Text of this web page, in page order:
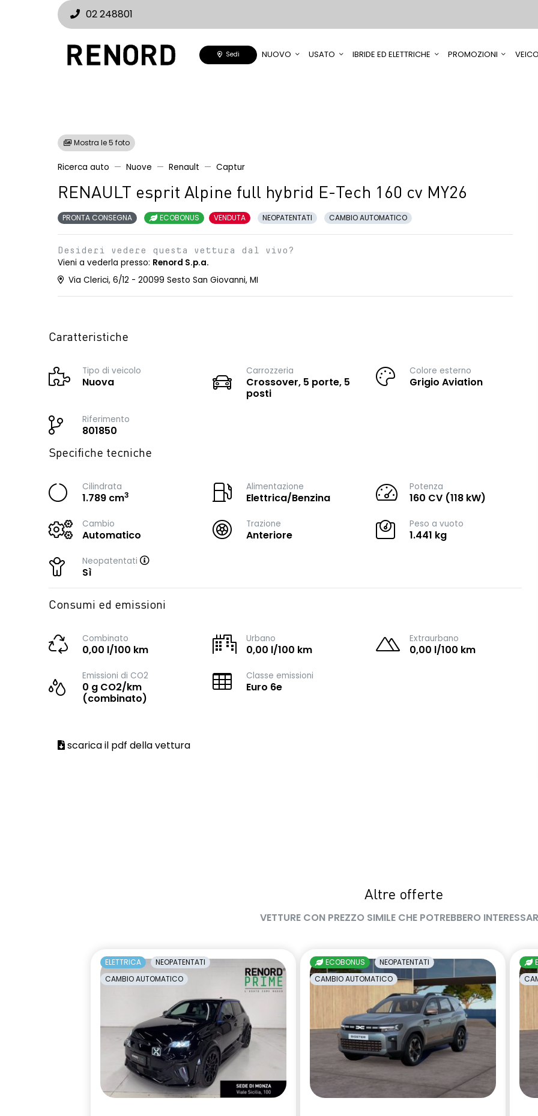
02 248801
Sedi NUOVO USATO IBRIDE ED ELETTRICHE PROMOZIONI
Mostra le 5 foto
Ricerca auto Nuove Renault Captur
RENAULT esprit Alpine full hybrid E-Tech 160 cv MY26
PRONTA CONSEGNA ECOBONUS VENDUTA NEOPATENTATI CAMBIO AUTOMATICO
Desideri vedere questa vettura dal vivo?
Vieni a vederla presso: Renord S.p.a.
Via Clerici, 6/12 - 20099 Sesto San Giovanni, MI
Caratteristiche
Tipo di veicolo
Nuova
Carrozzeria
Crossover, 5 porte, 5
posti
Colore esterno
Grigio Aviation
Riferimento
801850
Specifiche tecniche
Cilindrata
1.789 cm3
Alimentazione
Elettrica/Benzina
Potenza
160 CV (118 kW)
Cambio
Automatico
Trazione
Anteriore
Peso a vuoto
1.441 kg
Neopatentati
Sì
Consumi ed emissioni
Combinato
0,00 l/100 km
Urbano
0,00 l/100 km
Extraurbano
0,00 l/100 km
Emissioni di CO2
0 g CO2/km
(combinato)
Classe emissioni
Euro 6e
scarica il pdf della vettura
Altre offerte
VETTURE CON PREZZO SIMILE CHE POTREBBERO
ELETTRICA
NEOPATENTATI
CAMBIO AUTOMATICO
ECOBONUS
NEOPATENTATI
CAMBIO AUTOMATICO